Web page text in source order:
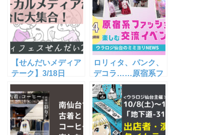
【せんだいメディア
テーク】3/18日
(土)・19日(日) メデ
ィフェスせんだい
2023開催！【ウラロ
ジも出ます】
ロリィタ、パンク、
デコラ……原宿系フ
ァッションで仙台を
歩く交流イベント
「仙台派手
Kawaii♡」2023年5
月に開催